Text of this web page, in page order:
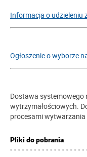
Informacja o udzieleniu
Ogłoszenie o wyborze
Dostawa systemowego
wytrzymałościowych.
procesami
Pliki do pobrania